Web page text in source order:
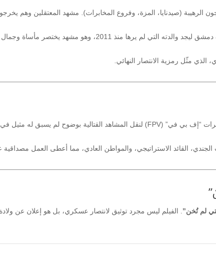
الرهيبة (صيدنايا، المزة، وفروع المخابرات). مشهد المعتقلين وهم
قصة القائد الذي دخل قريته في ريف دمشق ليجد والدته التي لم يرها منذ 2011، وهو مشهد يختصر مأساة وجمال
الذي مثّل رمزية الانتصار النهائي.
تم استخدام تقنيات تصوير (Cinematic 8K) وطائرات “إف بي في” (FPV) لنقل المشاهد القتالية بوضوح لم يسبق له مثيل في
القائد الاستراتيجي، والمواطن العادي، مما أعطى العمل مصداقية
لم تُخن” . الفيلم ليس مجرد توثيق لانتصار عسكري، بل هو إعلان عن ولادة